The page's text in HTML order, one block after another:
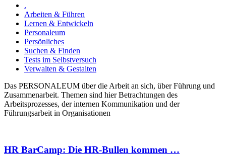
.
Arbeiten & Führen
Lernen & Entwickeln
Personaleum
Persönliches
Suchen & Finden
Tests im Selbstversuch
Verwalten & Gestalten
Das PERSONALEUM über die Arbeit an sich, über Führung und
Zusammenarbeit. Themen sind hier Betrachtungen des
Arbeitsprozesses, der internen Kommunikation und der
Führungsarbeit in Organisationen
HR BarCamp: Die HR-Bullen kommen …